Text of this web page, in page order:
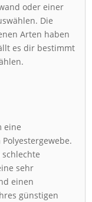
oder einer
Die
Arten haben
es dir bestimmt
eine
sehr
einen
günstigen